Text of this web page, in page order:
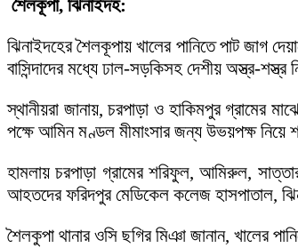
শৈলকূপা, ঝিনাইদহ:
ঝিনাইদহের শৈলকূপায় খালের পানিতে পাট জাগ
বাসিন্দাদের মধ্যে ঢাল-সড়কিসহ দেশীয় অস্ত্র-শস্ত্র
স্থানীয়রা জানায়, চরপাড়া ও হাকিমপুর গ্রামের
পক্ষে আমিন মণ্ডল মীমাংসার জন্য উভয়পক্ষ নিয়ে
হামলায় চরপাড়া গ্রামের শরিফুল, আমিরুল,
আহতদের ফরিদপুর মেডিকেল কলেজ হাসপাতাল,
শৈলকুপা থানার ওসি ছগির মিঞা জানান, খালের